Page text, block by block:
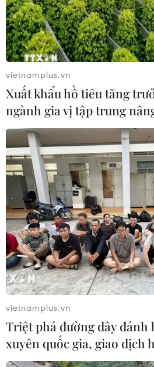
vietnamplus.vn
Xuất khẩu hồ tiêu tăng
ngành gia vị tập trung
vietnamplus.vn
Triệt phá đường dây đánh
xuyên quốc gia, giao dịch